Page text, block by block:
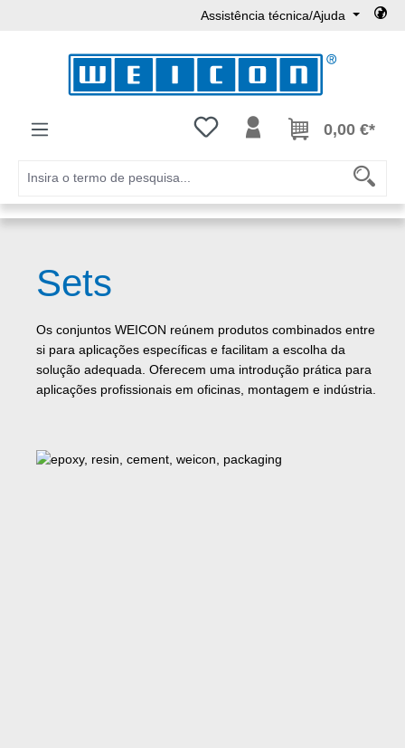
Assistência técnica/Ajuda
Tem 0 itens da lista de desejos
0,00 €*
Sets
Os conjuntos WEICON reúnem produtos combinados entre
si para aplicações específicas e facilitam a escolha da
solução adequada. Oferecem uma introdução prática para
aplicações profissionais em oficinas, montagem e indústria.